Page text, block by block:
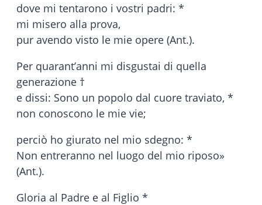
dove mi tentarono i vostri padri: *
mi misero alla prova,
pur avendo visto le mie opere (Ant.).
Per quarant’anni mi disgustai di quella
generazione †
e dissi: Sono un popolo dal cuore traviato, *
non conoscono le mie vie;
perciò ho giurato nel mio sdegno: *
Non entreranno nel luogo del mio riposo»
(Ant.).
Gloria al Padre e al Figlio *